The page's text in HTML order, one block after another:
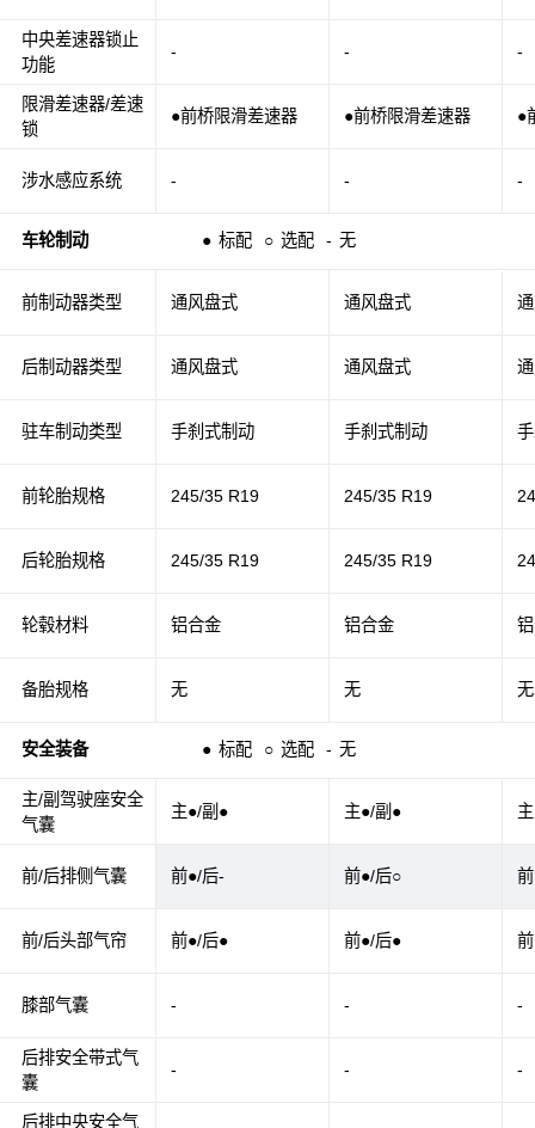
中央差速器锁止
功能
限滑差速器/差速
锁
涉水感应系统
车轮制动 ● 标配 ○ 选配 - 无
前制动器类型
后制动器类型
驻车制动类型
前轮胎规格
后轮胎规格
轮毂材料
备胎规格
安全装备 ● 标配 ○ 选配 - 无
主/副驾驶座安全
气囊
前/后排侧气囊
前/后头部气帘
膝部气囊
后排安全带式气
囊
后排中央安全气
- - -
●前桥限滑差速器 ●前桥限滑差速器 ●
- - -
通风盘式 通风盘式
通风盘式 通风盘式
手刹式制动 手刹式制动
245/35 R19 245/35 R19
245/35 R19 245/35 R19
铝合金 铝合金
无 无 无
主●/副● 主●/副●
前●/后- 前●/后○
前●/后● 前●/后●
- - -
- - -